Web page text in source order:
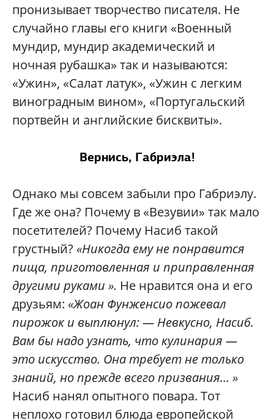
пронизывает творчество писателя. Не
случайно главы его книги «Военный
мундир, мундир академический и
ночная рубашка» так и называются:
«Ужин», «Салат латук», «Ужин с легким
виноградным вином», «Португальский
портвейн и английские бисквиты».
Вернись, Габриэла!
Однако мы совсем забыли про Габриэлу.
Где же она? Почему в «Везувии» так мало
посетителей? Почему Насиб такой
грустный? «Никогда ему не понравится
пища, приготовленная и приправленная
другими руками ». Не нравится она и его
друзьям: «Жоан Фунженсио пожевал
пирожок и выплюнул: — Невкусно, Насиб.
Вам бы надо узнать, что кулинария —
это искусство. Она требует не только
знаний, но прежде всего призвания… »
Насиб нанял опытного повара. Тот
неплохо готовил блюда европейской